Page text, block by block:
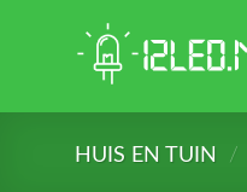
HUIS EN TUIN /